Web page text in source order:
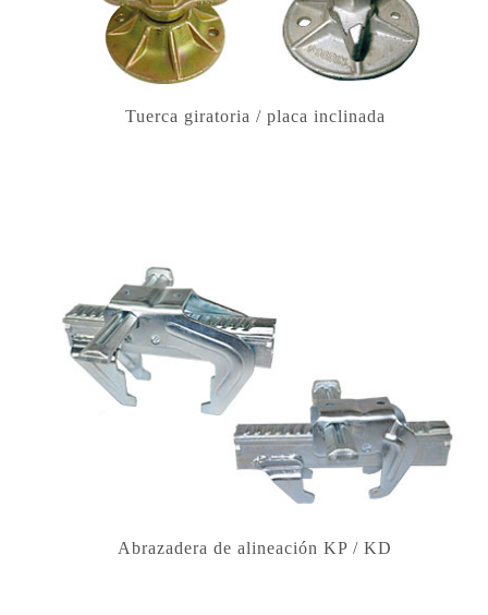
Tuerca giratoria / placa inclinada
Abrazadera de alineación KP / KD